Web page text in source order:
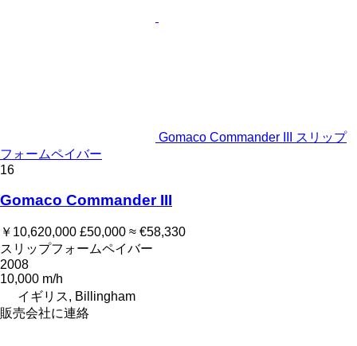
Gomaco Commander III スリップ
フォームペイバー
16
Gomaco Commander III
￥10,620,000 £50,000 ≈ €58,330
スリップフォームペイバー
2008
10,000 m/h
イギリス, Billingham
販売会社に連絡